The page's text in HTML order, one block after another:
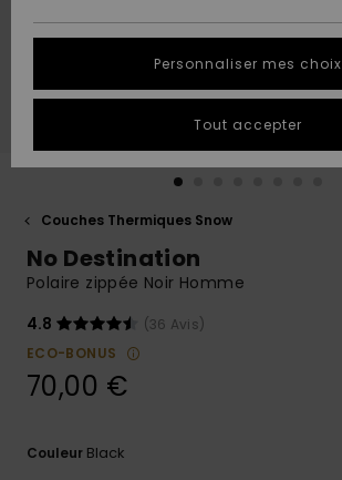
A
Découvrir
A
Découvrir
AIDE &
CONTACT
Démarrez
pour obtenir
plus rapide
question.
Démarrer
conversation
COLLECTION
CARTE
CADEAU
LISTE DE
SOUHAITS
Couches Thermiques Snow
No Destination
Polaire zippée Noir Homme
4.8
(36 Avis)
ECO-BONUS
70,00 €
Couleur Black
Personnaliser mes choix
Tout accepter